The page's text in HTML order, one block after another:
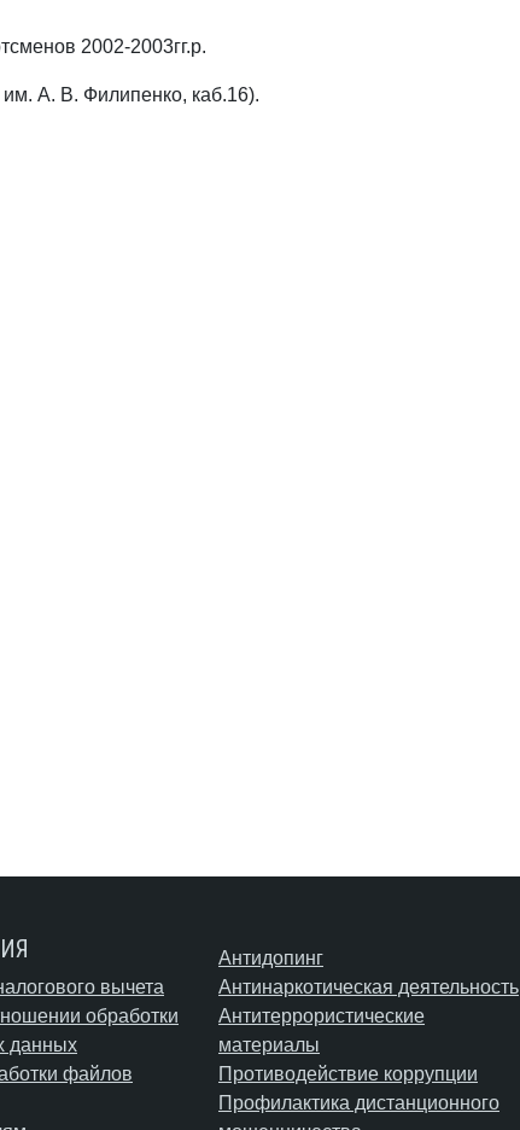
2002-2003гг.р.
А. В. Филипенко, каб.16).
вычета
обработки
данных
файлов
Антидопинг
Антинаркотическая деятельность
Антитеррористические
материалы
Противодействие коррупции
Профилактика дистанционного